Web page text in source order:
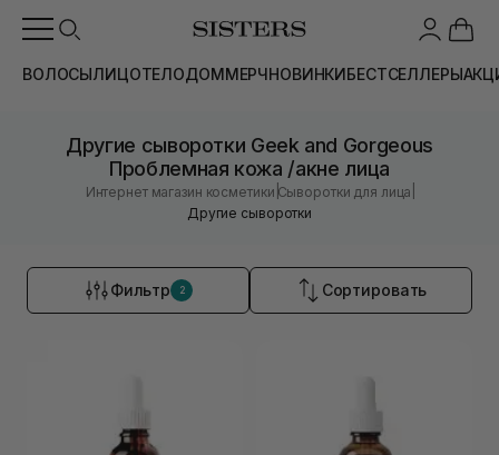
ВОЛОСЫЛИЦОТЕЛОДОММЕРЧНОВИНКИБЕСТСЕЛЛЕРЫ
Другие сыворотки Geek and Gorgeous
Проблемная кожа /акне лица
Интернет магазин косметики |Сыворотки для лица
Другие сыворотки
Фильтр 2 Сортировать